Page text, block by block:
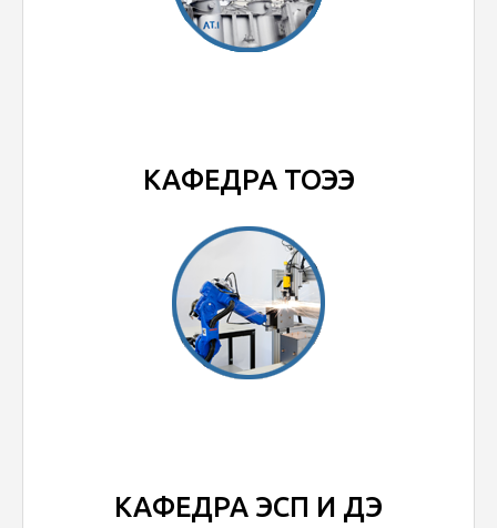
КАФЕДРА ТОЭЭ
КАФЕДРА ЭСП И ДЭ